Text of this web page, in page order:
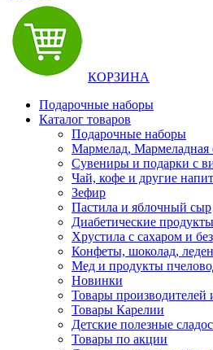
КОРЗИНА
Подарочные наборы
Каталог товаров
Подарочные наборы
Мармелад, Мармеладная
Сувениры и подарки с
Чай, кофе и другие
Зефир
Пастила и яблочный сыр
Диабетические продукты
Хрустила с сахаром и без
Конфеты, шоколад,
Мед и продукты
Новинки
Товары производителей
Товары Карелии
Детские полезные
Товары по акции